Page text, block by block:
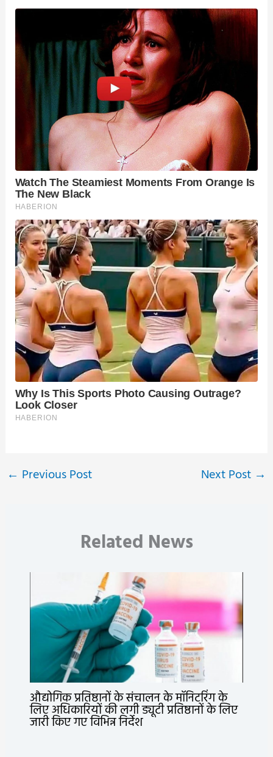
← Previous Post Next Post →
Related News
औद्योगिक प्रतिष्ठानों के संचालन के मॉनिटरिंग के
लिए अधिकारियों की लगी ड्यूटी प्रतिष्ठानों के लिए
जारी किए गए विभिन्न निर्देश